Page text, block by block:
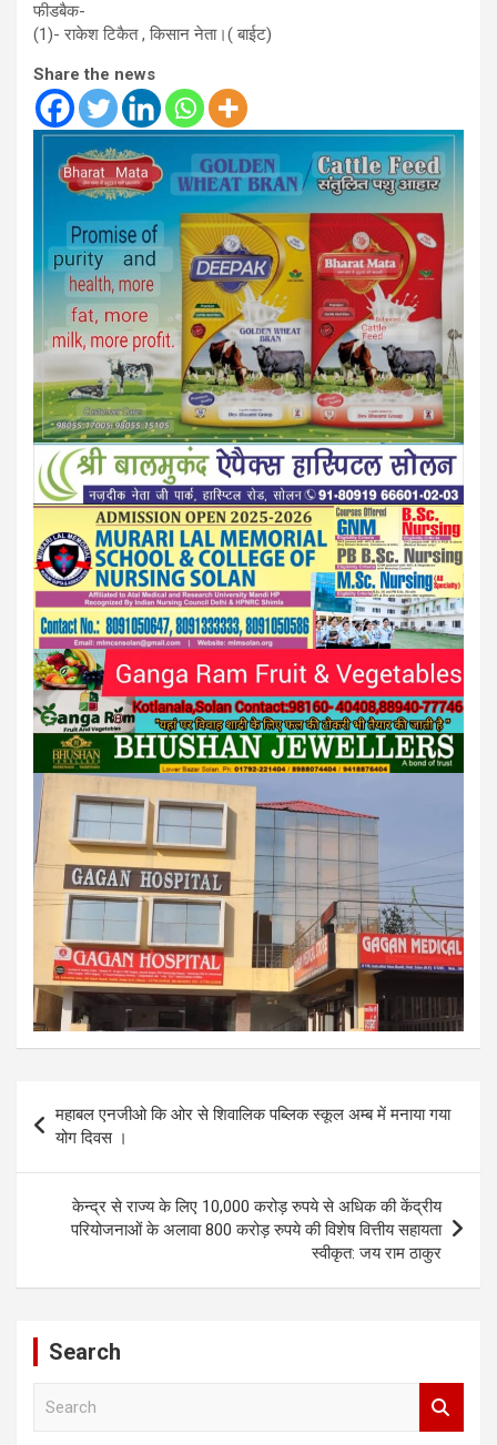
फीडबैक-
(1)- राकेश टिकैत , किसान नेता।( बाईट)
Share the news
navigation
महाबल एनजीओ कि ओर से शिवालिक पब्लिक स्कूल अम्ब में मनाया गया
योग दिवस ।
केन्द्र से राज्य के लिए 10,000 करोड़ रुपये से अधिक की केंद्रीय
परियोजनाओं के अलावा 800 करोड़ रुपये की विशेष वित्तीय सहायता
स्वीकृत: जय राम ठाकुर
Search